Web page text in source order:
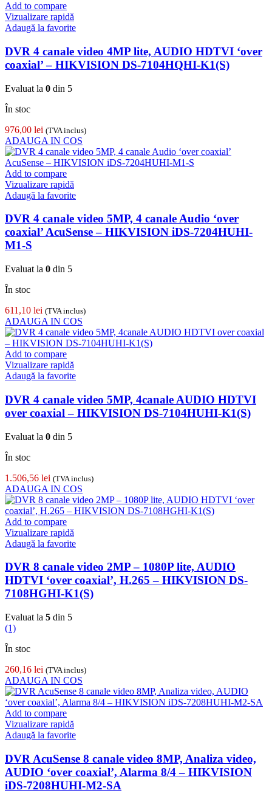
Add to compare
Vizualizare rapidă
Adaugă la favorite
DVR 4 canale video 4MP lite, AUDIO HDTVI ‘over
coaxial’ – HIKVISION DS-7104HQHI-K1(S)
Evaluat la 0 din 5
În stoc
976,00 lei (TVA inclus)
ADAUGA IN COS
Add to compare
Vizualizare rapidă
Adaugă la favorite
DVR 4 canale video 5MP, 4 canale Audio ‘over
coaxial’ AcuSense – HIKVISION iDS-7204HUHI-
M1-S
Evaluat la 0 din 5
În stoc
611,10 lei (TVA inclus)
ADAUGA IN COS
Add to compare
Vizualizare rapidă
Adaugă la favorite
DVR 4 canale video 5MP, 4canale AUDIO HDTVI
over coaxial – HIKVISION DS-7104HUHI-K1(S)
Evaluat la 0 din 5
În stoc
1.506,56 lei (TVA inclus)
ADAUGA IN COS
Add to compare
Vizualizare rapidă
Adaugă la favorite
DVR 8 canale video 2MP – 1080P lite, AUDIO
HDTVI ‘over coaxial’, H.265 – HIKVISION DS-
7108HGHI-K1(S)
Evaluat la 5 din 5
(1)
În stoc
260,16 lei (TVA inclus)
ADAUGA IN COS
Add to compare
Vizualizare rapidă
Adaugă la favorite
DVR AcuSense 8 canale video 8MP, Analiza video,
AUDIO ‘over coaxial’, Alarma 8/4 – HIKVISION
iDS-7208HUHI-M2-SA